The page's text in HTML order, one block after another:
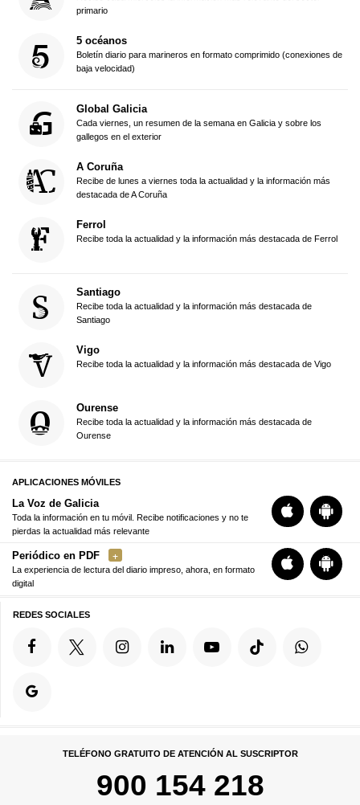
primario
5 océanos
Boletín diario para marineros en formato comprimido (conexiones de
baja velocidad)
Global Galicia
Cada viernes, un resumen de la semana en Galicia y sobre los
gallegos en el exterior
A Coruña
Recibe de lunes a viernes toda la actualidad y la información más
destacada de A Coruña
Ferrol
Recibe toda la actualidad y la información más destacada de Ferrol
Santiago
Recibe toda la actualidad y la información más destacada de
Santiago
Vigo
Recibe toda la actualidad y la información más destacada de Vigo
Ourense
Recibe toda la actualidad y la información más destacada de
Ourense
APLICACIONES MÓVILES
La Voz de Galicia
Toda la información en tu móvil. Recibe notificaciones y no te
pierdas la actualidad más relevante
Periódico en PDF
La experiencia de lectura del diario impreso, ahora, en formato
digital
REDES SOCIALES
TELÉFONO GRATUITO DE ATENCIÓN AL SUSCRIPTOR
900 154 218